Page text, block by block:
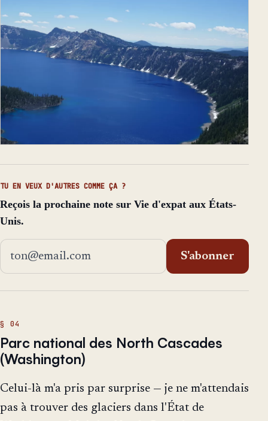
TU EN VEUX D'AUTRES COMME ÇA ?
Reçois la prochaine note sur Vie d'expat aux États-
Unis.
Adresse email
S'abonner
Parc national des North Cascades
(Washington)
Celui-là m'a pris par surprise — je ne m'attendais
pas à trouver des glaciers dans l'État de